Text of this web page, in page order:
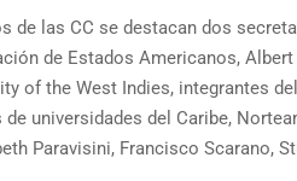
de las CC se destacan dos
de Estados Americanos,
of the West Indies, integrantes
universidades del Caribe,
Paravisini, Francisco Scarano,